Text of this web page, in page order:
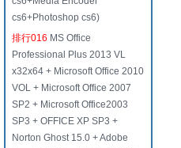
cs6+Photoshop cs6)
排行016 MS Office
Professional Plus 2013 VL
x32x64 + Microsoft Office 2010
VOL + Microsoft Office 2007
SP2 + Microsoft Office2003
SP3 + OFFICE XP SP3 +
Norton Ghost 15.0 + Adobe